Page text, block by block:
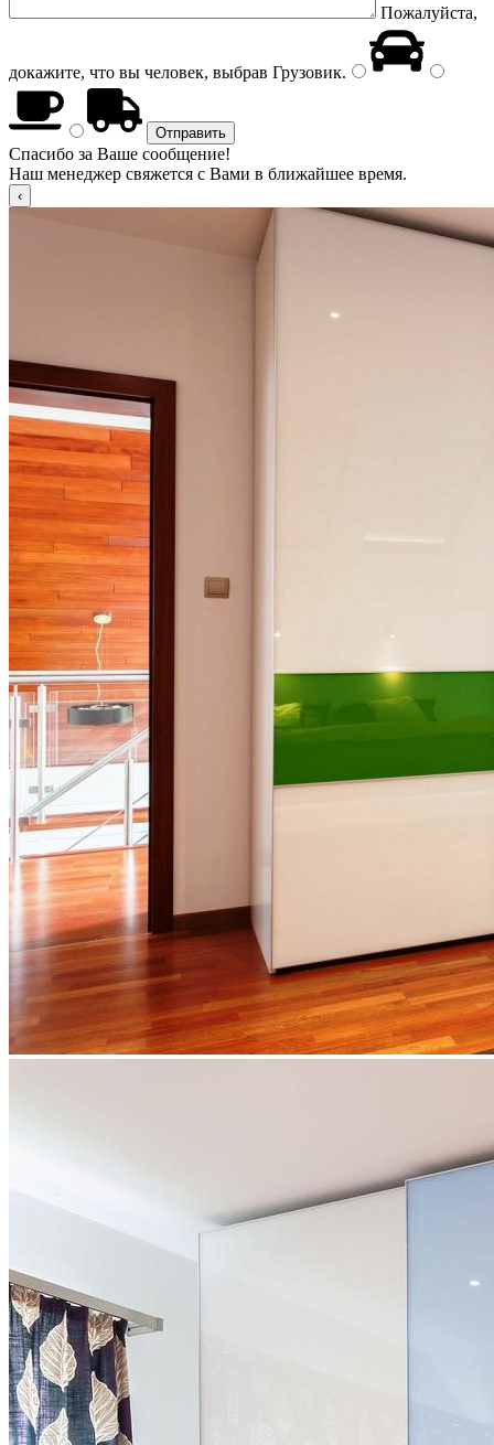
Пожалуйста,
докажите, что вы человек, выбрав Грузовик.
Спасибо за Ваше сообщение!
Наш менеджер свяжется с Вами в ближайшее время.